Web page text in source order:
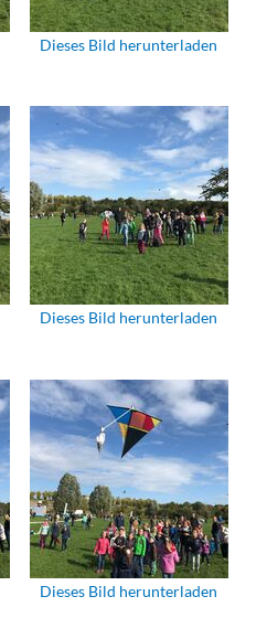
Dieses Bild herunterladen
Dieses Bild herunterladen
Dieses Bild herunterladen